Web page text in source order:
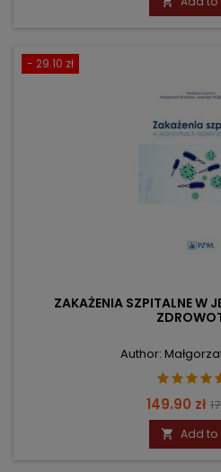
- 29.10 zł
ZAKAŻENIA SZPITALNE W
Author:
Price
149.90 zł
 Add to